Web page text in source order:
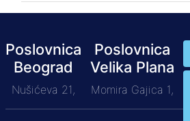
Poslovnica
Beograd
Nušićeva 21,
Poslovnica
Velika Plana
Momira Gajica 1,